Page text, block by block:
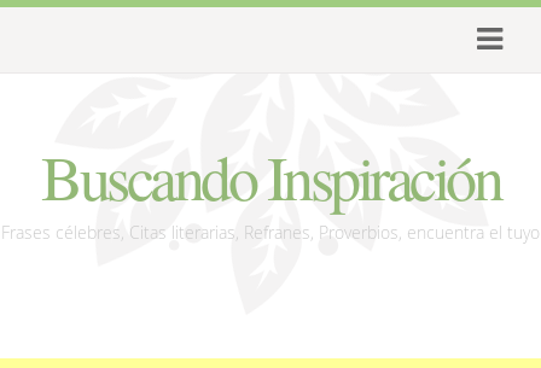
Buscando Inspiración
Frases célebres, Citas literarias, Refranes, Proverbios, encuentra el tuyo